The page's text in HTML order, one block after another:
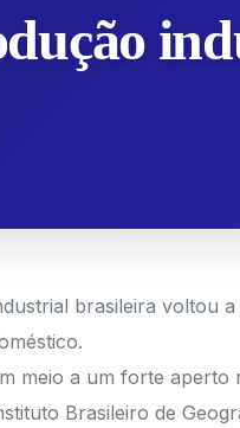
brasileira voltou
meio a um forte aperto
Brasileiro de